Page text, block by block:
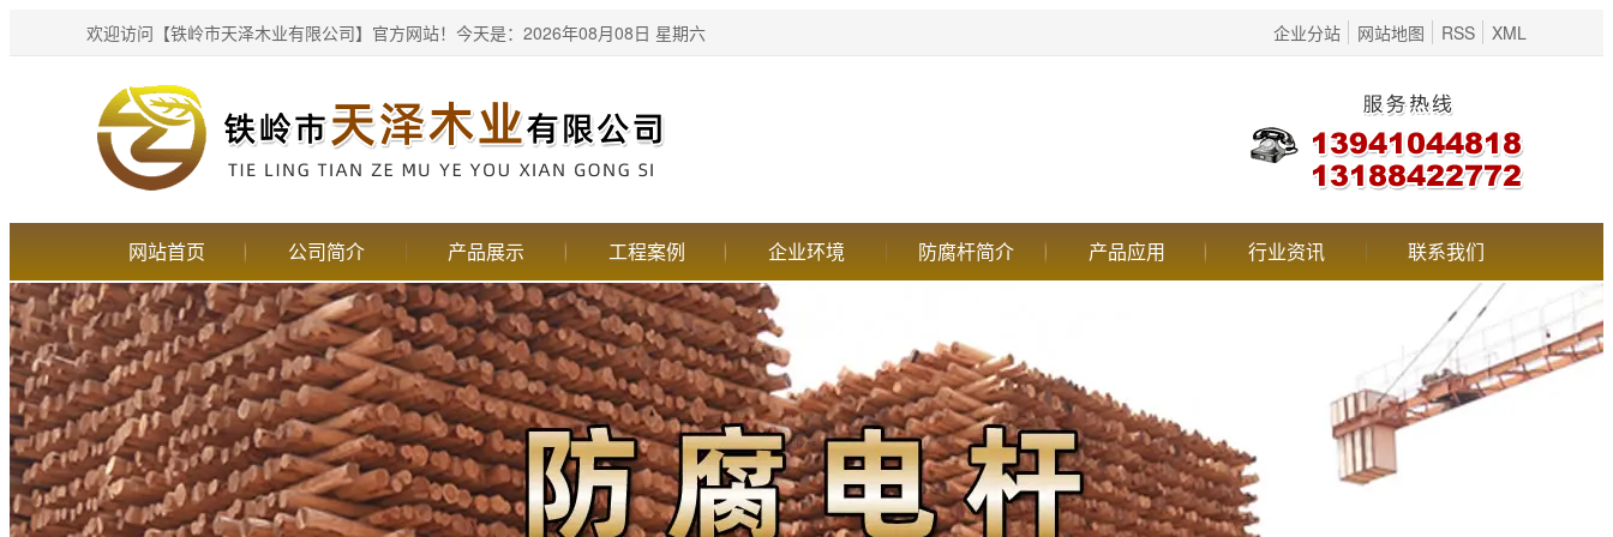
欢迎访问【铁岭市天泽木业有限公司】官方网站！ 今天是：2026年08月08日 星期六 企业分站 网站地图 RSS XML
网站首页 公司简介 产品展示 工程案例 企业环境 防腐杆简介 产品应用 行业资讯 联系我们